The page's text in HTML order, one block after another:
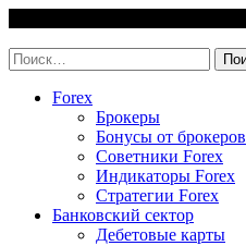
content
Найти:
Forex
Брокеры
Бонусы от брокеров
Советники Forex
Индикаторы Forex
Стратегии Forex
Банковский сектор
Дебетовые карты